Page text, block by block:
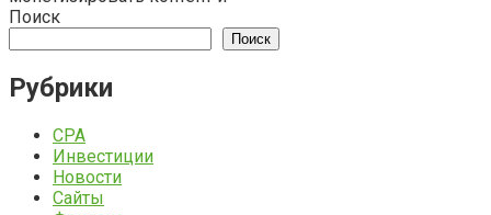
Поиск
Поиск
Рубрики
CPA
Инвестиции
Новости
Сайты